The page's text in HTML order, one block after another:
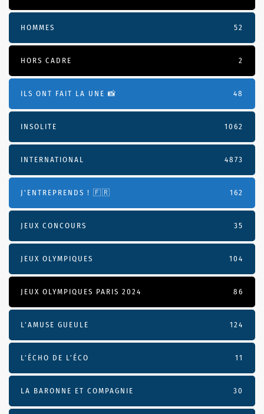
HOMMES 52
HORS CADRE 2
ILS ONT FAIT LA UNE 📸 48
INSOLITE 1062
INTERNATIONAL 4873
J'ENTREPRENDS ! 🇫🇷 162
JEUX CONCOURS 35
JEUX OLYMPIQUES 104
JEUX OLYMPIQUES PARIS 2024 86
L'AMUSE GUEULE 124
L’ÉCHO DE L’ÉCO 11
LA BARONNE ET COMPAGNIE 30